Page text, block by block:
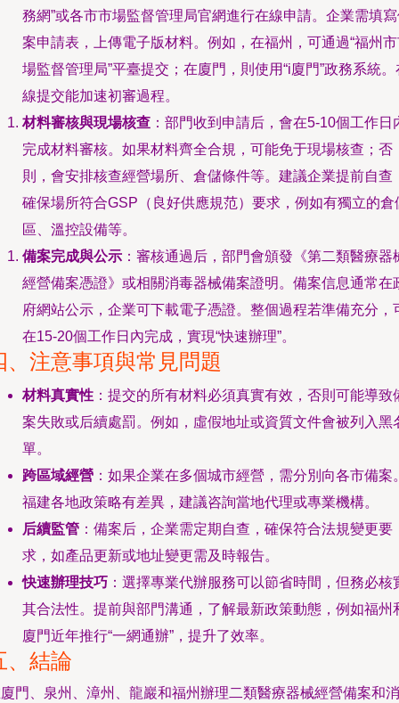
務網”或各市市場監督管理局官網進行在線申請。企業需填
案申請表，上傳電子版材料。例如，在福州，可通過“福州
場監督管理局”平臺提交；在廈門，則使用“i廈門”政務系統。
線提交能加速初審過程。
材料審核與現場核查 ：部門收到申請后，會在5-10個工作日
完成材料審核。如果材料齊全合規，可能免于現場核查；否
則，會安排核查經營場所、倉儲條件等。建議企業提前自查
確保場所符合GSP（良好供應規范）要求，例如有獨立的倉
區、溫控設備等。
備案完成與公示 ：審核通過后，部門會頒發《第二類醫療器
經營備案憑證》或相關消毒器械備案證明。備案信息通常在
府網站公示，企業可下載電子憑證。整個過程若準備充分，
在15-20個工作日內完成，實現“快速辦理”。
、注意事項與常見問題
材料真實性 ：提交的所有材料必須真實有效，否則可能導致
案失敗或后續處罰。例如，虛假地址或資質文件會被列入黑
單。
跨區域經營 ：如果企業在多個城市經營，需分別向各市備案
福建各地政策略有差異，建議咨詢當地代理或專業機構。
后續監管 ：備案后，企業需定期自查，確保符合法規變更要
求，如產品更新或地址變更需及時報告。
快速辦理技巧 ：選擇專業代辦服務可以節省時間，但務必核
其合法性。提前與部門溝通，了解最新政策動態，例如福州
廈門近年推行“一網通辦”，提升了效率。
、結論
門、泉州、漳州、龍巖和福州辦理二類醫療器械經營備案和消